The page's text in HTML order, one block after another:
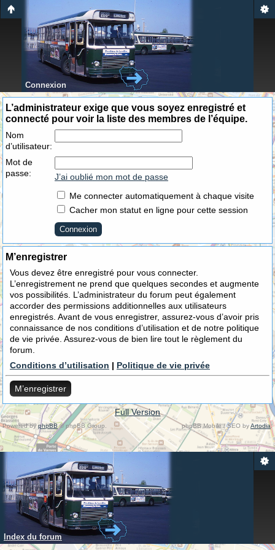
Connexion
L’administrateur exige que vous soyez enregistré et
connecté pour voir la liste des membres de l’équipe.
Nom
d’utilisateur:
Mot de
passe:
J’ai oublié mon mot de passe
Me connecter automatiquement à chaque visite
Cacher mon statut en ligne pour cette session
M’enregistrer
Vous devez être enregistré pour vous connecter.
L’enregistrement ne prend que quelques secondes et augmente
vos possibilités. L’administrateur du forum peut également
accorder des permissions additionnelles aux utilisateurs
enregistrés. Avant de vous enregistrer, assurez-vous d’avoir pris
connaissance de nos conditions d’utilisation et de notre politique
de vie privée. Assurez-vous de bien lire tout le règlement du
forum.
Conditions d’utilisation | Politique de vie privée
M’enregistrer
Full Version
Powered byphpBB© phpBB Group. phpBB Mobile / SEO byArtodia.
Index du forum